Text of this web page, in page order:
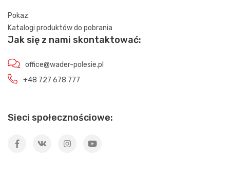
Pokaz
Katalogi produktów do pobrania
Jak się z nami skontaktować:
office@wader-polesie.pl
+48 727 678 777
Sieci społecznościowe: